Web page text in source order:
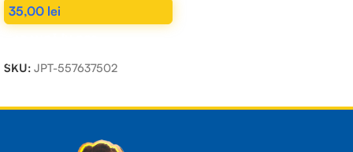
35,00 lei
SKU: JPT-557637502